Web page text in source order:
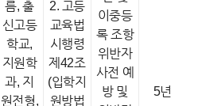
름, 출
신고등
학교,
지원학
과, 지
원전형,
2. 고등
교육법
시행령
제42조
(입학지
원방법
이중등
록 조항
위반자
사전 예
방 및
5년